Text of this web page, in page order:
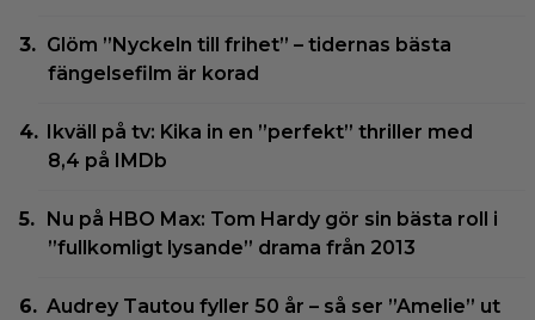
Glöm ”Nyckeln till frihet” – tidernas bästa
fängelsefilm är korad
Ikväll på tv: Kika in en ”perfekt” thriller med
8,4 på IMDb
Nu på HBO Max: Tom Hardy gör sin bästa roll i
”fullkomligt lysande” drama från 2013
Audrey Tautou fyller 50 år – så ser ”Amelie” ut